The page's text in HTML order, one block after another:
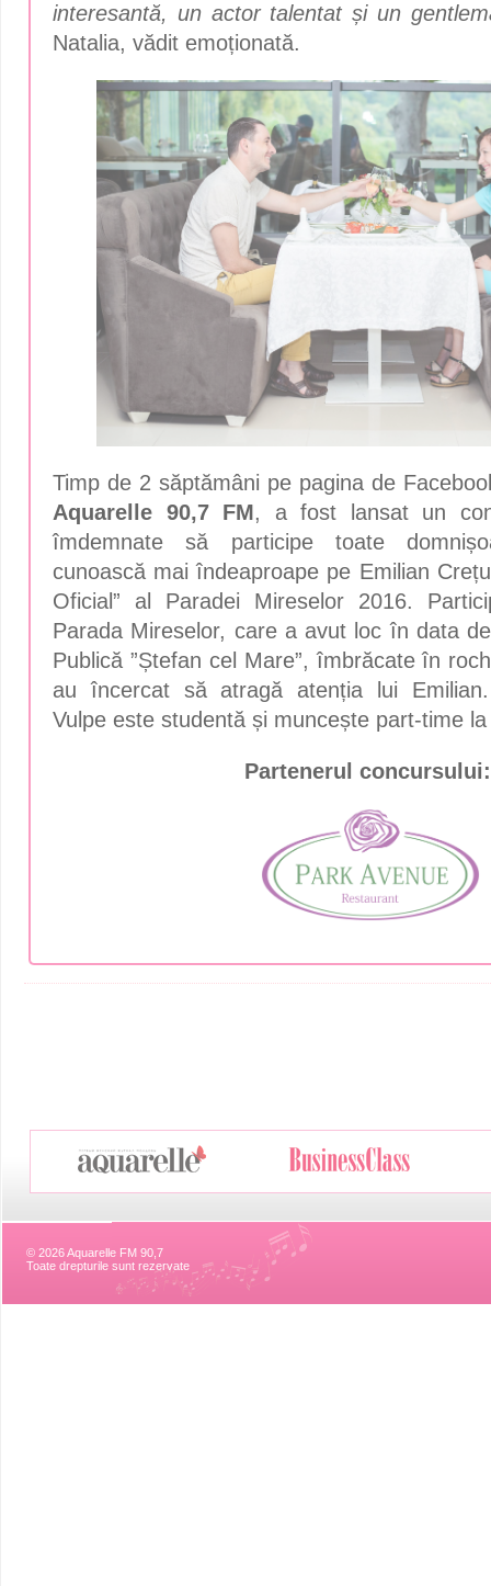
interesantă, un actor talentat și un
Natalia, vădit emoționată.
Timp de 2 săptămâni pe pagina de
Aquarelle 90,7 FM, a fost lansat un
îmdemnate să participe toate
cunoască mai îndeaproape pe Emilian
Oficial” al Paradei Mireselor 2016.
Parada Mireselor, care a avut loc în data
Publică ”Ștefan cel Mare”, îmbrăcate în
au încercat să atragă atenția lui
Vulpe este studentă și muncește part-time
Partenerul
© 2026 Aquarelle FM 90,7
Toate drepturile sunt rezervate